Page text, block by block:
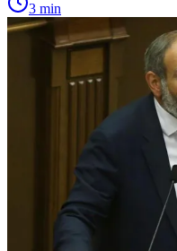
3 min